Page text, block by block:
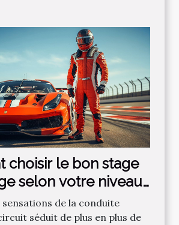
choisir le bon stage
selon votre niveau
de la conduite
séduit de plus en plus de